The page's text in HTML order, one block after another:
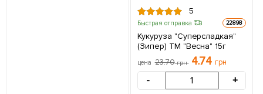
5
Быстрая отправка 22898
Кукуруза "Суперсладкая"
(Зипер) ТМ "Весна" 15г
цена 23.70грн 4.74 грн
- +